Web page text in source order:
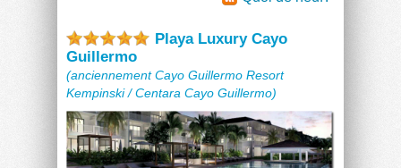
Playa Luxury Cayo
Guillermo
(anciennement Cayo Guillermo Resort
Kempinski / Centara Cayo Guillermo)